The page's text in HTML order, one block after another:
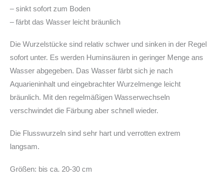
– sinkt sofort zum Boden
– färbt das Wasser leicht bräunlich
Die Wurzelstücke sind relativ schwer und sinken in der Regel
sofort unter. Es werden Huminsäuren in geringer Menge ans
Wasser abgegeben. Das Wasser färbt sich je nach
Aquarieninhalt und eingebrachter Wurzelmenge leicht
bräunlich. Mit den regelmäßigen Wasserwechseln
verschwindet die Färbung aber schnell wieder.
Die Flusswurzeln sind sehr hart und verrotten extrem
langsam.
Größen: bis ca. 20-30 cm